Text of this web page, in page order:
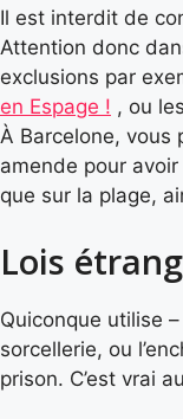
Il est interdit de
Attention donc
exclusions par
en Espage ! , ou les
À Barcelone, vous
amende pour
que sur la plage,
Lois
Quiconque utilise
sorcellerie, ou
prison. C’est vrai